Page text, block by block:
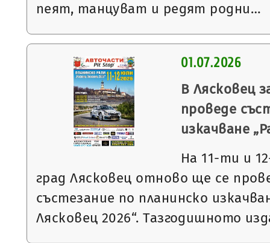
пеят, танцуват и редят родни…
01.07.2026
В Лясковец
проведе
изкачване
На 11-ти и
град Лясковец отново ще се
състезание по планинско
Лясковец 2026“. Тазгодишното